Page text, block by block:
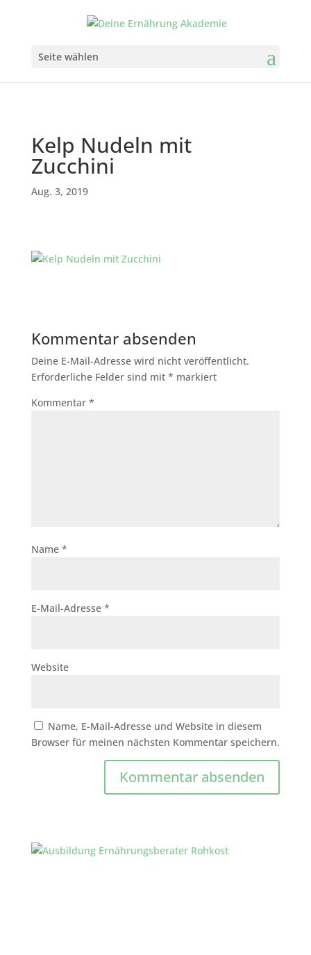
Seite wählen
Kelp Nudeln mit
Zucchini
Aug. 3, 2019
Kommentar absenden
Deine E-Mail-Adresse wird nicht veröffentlicht.
Erforderliche Felder sind mit * markiert
Kommentar *
Name *
E-Mail-Adresse *
Website
Name, E-Mail-Adresse und Website in diesem
Browser für meinen nächsten Kommentar speichern.